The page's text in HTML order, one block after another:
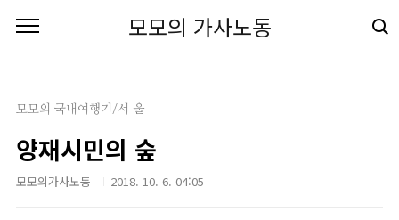
모모의 가사노동
모모의 국내여행기/서 울
양재시민의 숲
모모의가사노동 2018. 10. 6. 04:05